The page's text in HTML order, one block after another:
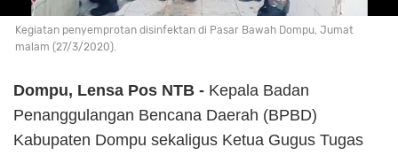
Kegiatan penyemprotan disinfektan di Pasar Bawah Dompu, Jumat
malam (27/3/2020).
Dompu, Lensa Pos NTB - Kepala Badan
Penanggulangan Bencana Daerah (BPBD)
Kabupaten Dompu sekaligus Ketua Gugus Tugas